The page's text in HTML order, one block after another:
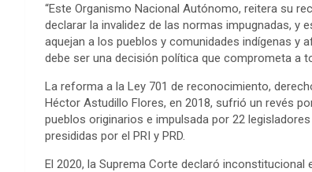
“Este Organismo Nacional Autónomo, reitera su
declarar la invalidez de las normas impugnadas, y
aquejan a los pueblos y comunidades indígenas y
debe ser una decisión política que comprometa a
La reforma a la Ley 701 de reconocimiento,
Héctor Astudillo Flores, en 2018, sufrió un revés
pueblos originarios e impulsada por 22
presididas por el PRI y PRD.
El 2020, la Suprema Corte declaró